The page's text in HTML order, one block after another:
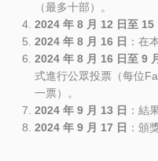
（最多十部）。
2024 年 8 月 12 日至 15
2024 年 8 月 16 日 ：在
2024 年 8 月 16 日至 9 月
式進行公眾投票（每位
一票）。
2024 年 9 月 13 日 ：結
2024 年 9 月 17 日 ：頒